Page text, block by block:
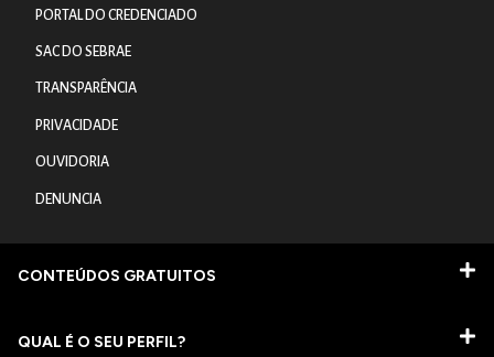
PORTAL DO CREDENCIADO
SAC DO SEBRAE
TRANSPARÊNCIA
PRIVACIDADE
OUVIDORIA
DENUNCIA
CONTEÚDOS GRATUITOS
QUAL É O SEU PERFIL?